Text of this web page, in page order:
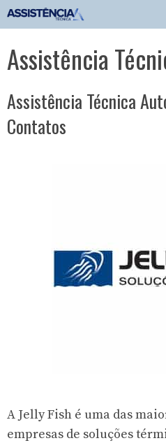
Pular
para
conteúdo
Assistência
Assistência Técnica
Contatos
A Jelly Fish é uma das
empresas de soluções